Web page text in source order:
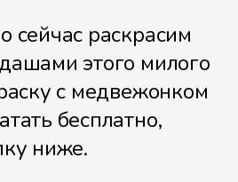
сейчас раскрасим
этого милого
с медвежонком
бесплатно,
ниже.